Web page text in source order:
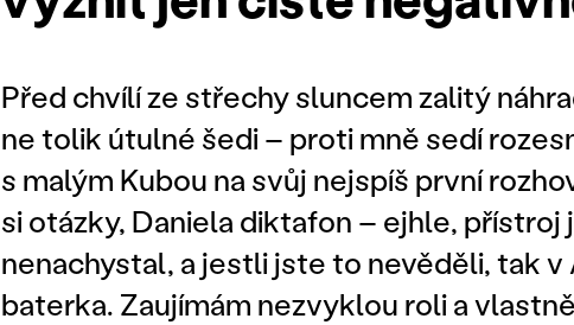
Před chvílí ze střechy sluncem zalitý
ne tolik útulné šedi – proti mně sedí
s malým Kubou na svůj nejspíš první
si otázky, Daniela diktafon – ejhle, přístroj
nenachystal, a jestli jste to nevěděli, tak v
baterka. Zaujímám nezvyklou roli a